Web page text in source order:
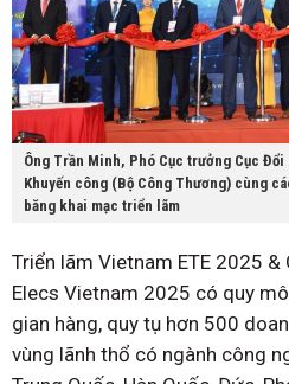
Ông Trần Minh, Phó Cục trưởng Cục
Khuyến công (Bộ Công Thương) cùng
băng khai mạc triển lãm
Triển lãm Vietnam ETE 2025
Elecs Vietnam 2025 có quy
gian hàng, quy tụ hơn 500
vùng lãnh thổ có ngành công